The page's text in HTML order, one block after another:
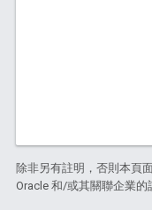
除非另有註明，否則本頁
Oracle 和/或其關聯企業的